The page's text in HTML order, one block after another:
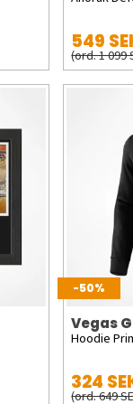
549
(ord. 1 099
-50%
Vegas
Hoodie
324
(ord. 649